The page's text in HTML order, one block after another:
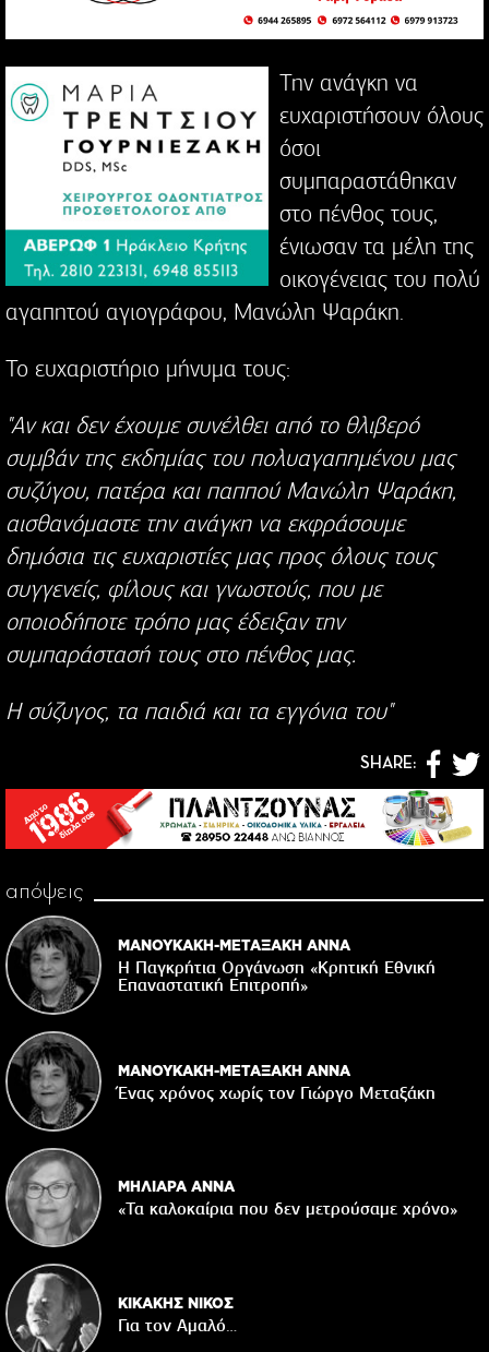
Την ανάγκη να
ευχαριστήσουν όλους
όσοι
συμπαραστάθηκαν
στο πένθος τους,
ένιωσαν τα μέλη της
οικογένειας του πολύ
αγαπητού αγιογράφου, Μανώλη Ψαράκη.
Το ευχαριστήριο μήνυμα τους:
"Αν και δεν έχουμε συνέλθει από το θλιβερό
συμβάν της εκδημίας του πολυαγαπημένου μας
συζύγου, πατέρα και παππού Μανώλη Ψαράκη,
αισθανόμαστε την ανάγκη να εκφράσουμε
δημόσια τις ευχαριστίες μας προς όλους τους
συγγενείς, φίλους και γνωστούς, που με
οποιοδήποτε τρόπο μας έδειξαν την
συμπαράστασή τους στο πένθος μας.
Η σύζυγος, τα παιδιά και τα εγγόνια του"
SHARE:
απόψεις
ΜΑΝΟΥΚΑΚΗ-ΜΕΤΑΞΑΚΗ ΑΝΝΑ
Η Παγκρήτια Οργάνωση «Κρητική Εθνική
Επαναστατική Eπιτροπή»
ΜΑΝΟΥΚΑΚΗ-ΜΕΤΑΞΑΚΗ ΑΝΝΑ
Ένας χρόνος χωρίς τον Γιώργο Μεταξάκη
ΜΗΛΙΑΡΑ ΑΝΝΑ
«Τα καλοκαίρια που δεν μετρούσαμε χρόνο»
ΚΙΚΑΚΗΣ ΝΙΚΟΣ
Για τον Αμαλό…